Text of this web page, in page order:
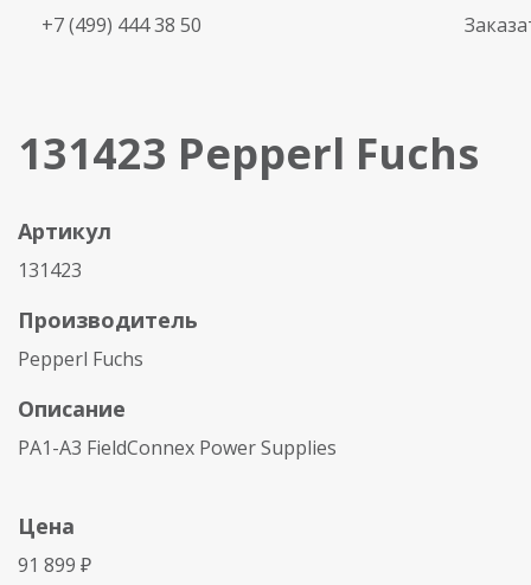
+7 (499) 444 38 50
131423 Pepperl Fuchs
Артикул
131423
Производитель
Pepperl Fuchs
Описание
PA1-A3 FieldConnex Power Supplies
Цена
91 899 ₽